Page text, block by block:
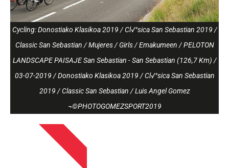
Cycling: Donostiako Klasikoa 2019 / Cl√°sica San Sebastian 2019 /
Classic San Sebastian / Mujeres / Girls / Emakumeen / PELOTON
LANDSCAPE PAISAJE San Sebastian - San Sebastian (126,7 Km) /
03-07-2019 / Donostiako Klasikoa 2019 / Cl√°sica San Sebastian
2019 / Classic San Sebastian / Luis Angel Gomez
¬©PHOTOGOMEZSPORT2019
13 ABRIL